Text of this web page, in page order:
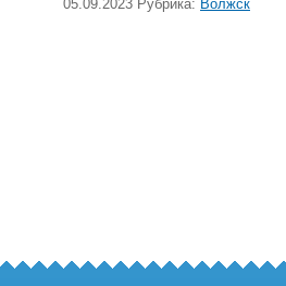
05.09.2023 Рубрика: Волжск